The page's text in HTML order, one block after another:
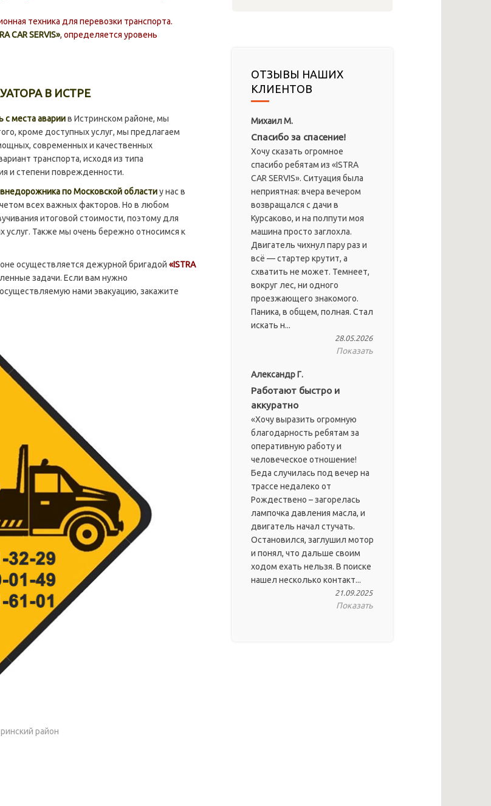
техника для перевозки транспорта.
CAR SERVIS», определяется уровень
В ИСТРЕ
с места авариив Истринском районе, мы
кроме доступных услуг, мы предлагаем
современных и качественных
транспорта, исходя из типа
и степени поврежденности.
по Московской областиу нас в
всех важных факторов. Но в любом
итоговой стоимости, поэтому для
услуг. Также мы очень бережно относимся к
осуществляется дежурной бригадой «ISTRA
задачи. Если вам нужно
нами эвакуацию, закажите
район
ОТЗЫВЫ НАШИХ
КЛИЕНТОВ
Михаил М.
Спасибо за спасение!
Хочу сказать огромное
спасибо ребятам из «ISTRA
CAR SERVIS». Ситуация была
неприятная: вчера вечером
возвращался с дачи в
Курсаково, и на полпути моя
машина просто заглохла.
Двигатель чихнул пару раз и
всё — стартер крутит, а
схватить не может. Темнеет,
вокруг лес, ни одного
проезжающего знакомого.
Паника, в общем, полная. Стал
искать н...
28.05.2026
Показать
Александр Г.
Работают быстро и
аккуратно
«Хочу выразить огромную
благодарность ребятам за
оперативную работу и
человеческое отношение!
Беда случилась под вечер на
трассе недалеко от
Рождествено – загорелась
лампочка давления масла, и
двигатель начал стучать.
Остановился, заглушил мотор
и понял, что дальше своим
ходом ехать нельзя. В поиске
нашел несколько контакт...
21.09.2025
Показать